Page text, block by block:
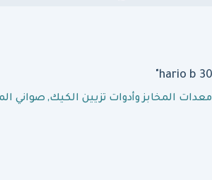
معدات المخابز وأدوات تزيين الكيك, صواني